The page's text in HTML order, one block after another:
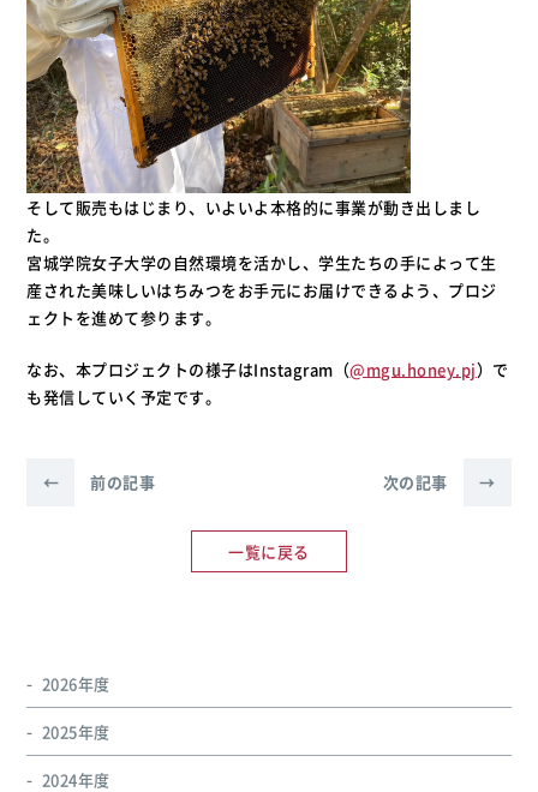
そして販売もはじまり、いよいよ本格的に事業が動き出しまし
た。
宮城学院女子大学の自然環境を活かし、学生たちの手によって生
産された美味しいはちみつをお手元にお届けできるよう、プロジ
ェクトを進めて参ります。
なお、本プロジェクトの様子はInstagram（@mgu.honey.pj）で
も発信していく予定です。
← 前の記事
一覧に戻る
次の記事 →
2026年度
2025年度
2024年度